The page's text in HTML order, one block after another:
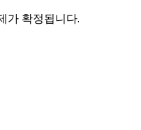
가 확정됩니다.